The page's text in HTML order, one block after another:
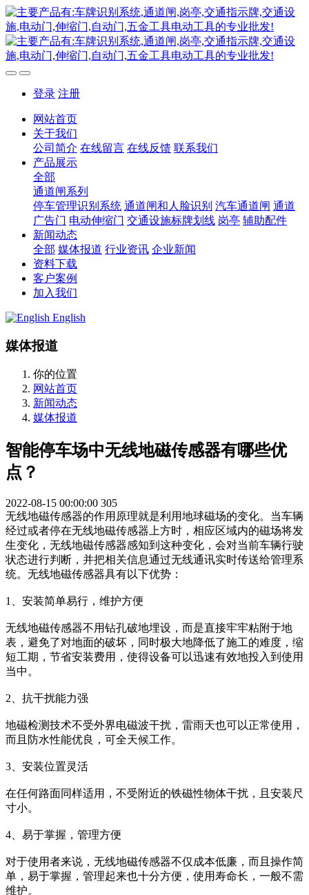
登录 注册
网站首页
关于我们
公司简介 在线留言 在线反馈 联系我们
产品展示
全部
通道闸系列
停车管理识别系统 通道闸和人脸识别 汽车通道闸 通道
广告门 电动伸缩门 交通设施标牌划线 岗亭 辅助配件
新闻动态
全部 媒体报道 行业资讯 企业新闻
资料下载
客户案例
加入我们
English
媒体报道
你的位置
网站首页
新闻动态
媒体报道
智能停车场中无线地磁传感器有哪些优
点？
2022-08-15 00:00:00 305
无线地磁传感器的作用原理就是利用地球磁场的变化。当车辆
经过或者停在无线地磁传感器上方时，相应区域内的磁场将发
生变化，无线地磁传感器感知到这种变化，会对当前车辆行驶
状态进行判断，并把相关信息通过无线通讯实时传送给管理系
统。无线地磁传感器具有以下优势：
1、安装简单易行，维护方便
无线地磁传感器不用钻孔破地埋设，而是直接牢牢粘附于地
表，避免了对地面的破坏，同时极大地降低了施工的难度，缩
短工期，节省安装费用，使得设备可以迅速有效地投入到使用
当中。
2、抗干扰能力强
地磁检测技术不受外界电磁波干扰，雷雨天也可以正常使用，
而且防水性能优良，可全天候工作。
3、安装位置灵活
在任何路面同样适用，不受附近的铁磁性物体干扰，且安装尺
寸小。
4、易于掌握，管理方便
对于使用者来说，无线地磁传感器不仅成本低廉，而且操作简
单，易于掌握，管理起来也十分方便，使用寿命长，一般不需
维护。